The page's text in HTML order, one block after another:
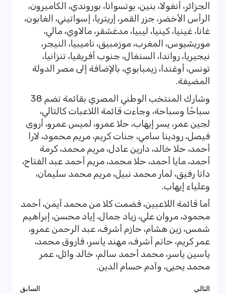
الجزائر، أنغولا، بنين، بوتسوانا، بوروندي، الكاميرون،
الرأس الأخضر، جزر القمر، إريتريا، إسواتيني، الغابون،
غانا، غينيا، كينيا، ليبيا، مدغشقر، مالاوي، مالي،
موريشيوس، المغرب، موزمبيق، ناميبيا، النيجر،
نيجيريا، رواندا، السنغال، جنوب أفريقيا، تنزانيا،
تونس، أوغندا، زيمبابوي، بالإضافة إلى مصر الدولة
المضيفة.
وشارك المنتخب الوطني المصري بقائمة تضم 38
سباحًا وسباحة، وجاءت قائمة اللاعبات كالتالي،
لجين عمر، يسر إيهاب، حلا عمرو، لميس عمرو، أروى
فيصل، رودينا سامي، جنات كريم، مريم محمود، لارا
أحمد، حلا خالد، دارين عادل، مريم محمد، كرمة
أحمد، مايا أحمد، حلا محمد، مريم أحمد عبد الفتاح،
دانا رفيق، لمار محمد نبيل، مريم محمد سليمان،
وعلياء إيهاب.
أما قائمة اللاعبين، فضمت كلا من محمد أيمن، أحمد
محمود، مروان علي، زياد جمال، إياد محسن، إبراهيم
شمس، زين هشام، حازم أشرف، عبد الرحمن عمرو،
عمر كريم، حاتم أشرف، مهند ياسر، فاروق محمد،
ياسين ياسر، محمد أحمد سالم، خالد وائل، عمر
محمد يحيى، وآدم حسام الدين.
السابق
التالي